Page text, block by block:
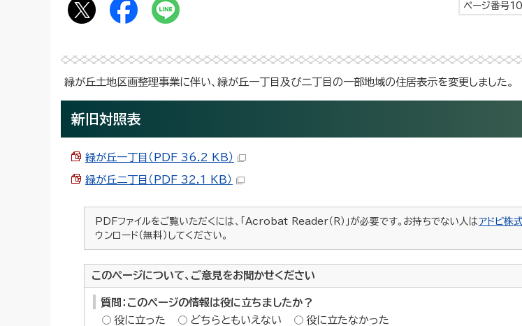
ページ番号
緑が丘土地区画整理事業に伴い、緑が丘一丁目及び二丁目の一部地域の住居表示を変更しました。
新旧対照表
緑が丘一丁目（PDF 36.2 KB）
緑が丘二丁目（PDF 32.1 KB）
PDFファイルをご覧いただくには、「Acrobat Reader（R）」が必要です。お持ちでない人はアドビ株
ウンロード（無料）してください。
このページについて、ご意見をお聞かせください
質問：このページの情報は役に立ちましたか？
役に立った
どちらともいえない 役に立たなかった